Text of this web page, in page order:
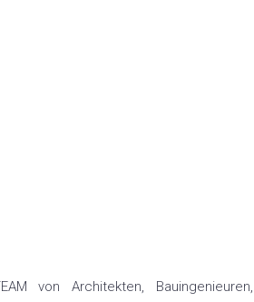
von Architekten, Bauingenieuren,